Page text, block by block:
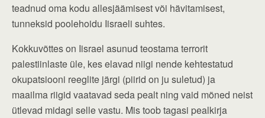
teadnud oma kodu allesjäämisest või hävitamisest,
tunneksid poolehoidu Iisraeli suhtes.
Kokkuvõttes on Iisrael asunud teostama terrorit
palestiinlaste üle, kes elavad niigi nende kehtestatud
okupatsiooni reeglite järgi (piirid on ju suletud) ja
maailma riigid vaatavad seda pealt ning vaid mõned neist
ütlevad midagi selle vastu. Mis toob tagasi pealkirja